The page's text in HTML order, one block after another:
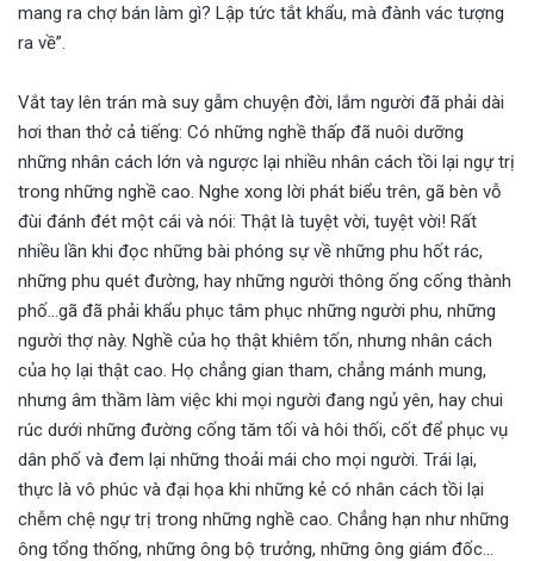
mang ra chợ bán làm gì? Lập tức tắt khẩu, mà đành vác tượng
ra về”.
Vắt tay lên trán mà suy gẫm chuyện đời, lắm người đã phải dài
hơi than thở cả tiếng: Có những nghề thấp đã nuôi dưỡng
những nhân cách lớn và ngược lại nhiều nhân cách tồi lại ngự trị
trong những nghề cao. Nghe xong lời phát biểu trên, gã bèn vỗ
đùi đánh đét một cái và nói: Thật là tuyệt vời, tuyệt vời! Rất
nhiều lần khi đọc những bài phóng sự về những phu hốt rác,
những phu quét đường, hay những người thông ống cống thành
phố…gã đã phải khẩu phục tâm phục những người phu, những
người thợ này. Nghề của họ thật khiêm tốn, nhưng nhân cách
của họ lại thật cao. Họ chẳng gian tham, chẳng mánh mung,
nhưng âm thầm làm việc khi mọi người đang ngủ yên, hay chui
rúc dưới những đường cống tăm tối và hôi thối, cốt để phục vụ
dân phố và đem lại những thoải mái cho mọi người. Trái lại,
thực là vô phúc và đại họa khi những kẻ có nhân cách tồi lại
chễm chệ ngự trị trong những nghề cao. Chẳng hạn như những
ông tổng thống, những ông bộ trưởng, những ông giám đốc…